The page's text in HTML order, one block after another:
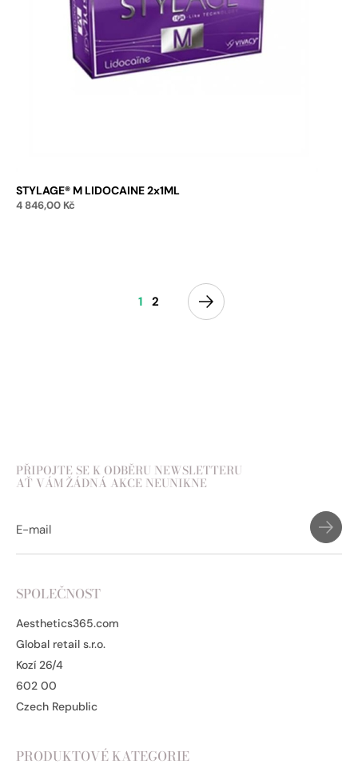
STYLAGE® M LIDOCAINE 2x1ML
4 846,00 Kč
1 2
PŘIPOJTE SE K ODBĚRU NEWSLETTERU
AŤ VÁM ŽÁDNÁ AKCE NEUNIKNE
SPOLEČNOST
Aesthetics365.com
Global retail s.r.o.
Kozí 26/4
602 00
Czech Republic
PRODUKTOVÉ KATEGORIE